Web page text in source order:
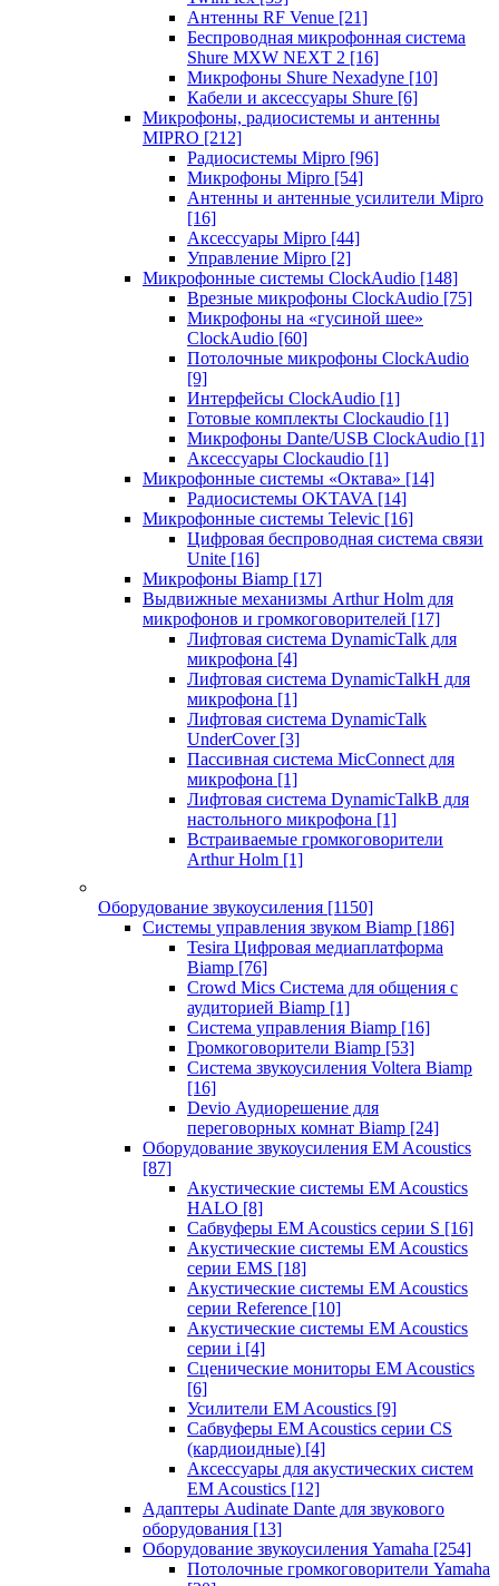
Антенны RF Venue [21]
Беспроводная микрофонная система
Shure MXW NEXT 2 [16]
Микрофоны Shure Nexadyne [10]
Кабели и аксессуары Shure [6]
Микрофоны, радиосистемы и антенны
MIPRO [212]
Радиосистемы Mipro [96]
Микрофоны Mipro [54]
Антенны и антенные усилители Mipro
[16]
Аксессуары Mipro [44]
Управление Mipro [2]
Микрофонные системы ClockAudio [148]
Врезные микрофоны ClockAudio [75]
Микрофоны на «гусиной шее»
ClockAudio [60]
Потолочные микрофоны ClockAudio
[9]
Интерфейсы ClockAudio [1]
Готовые комплекты Clockaudio [1]
Микрофоны Dante/USB ClockAudio [1]
Аксессуары Clockaudio [1]
Микрофонные системы «Октава» [14]
Радиосистемы OKTAVA [14]
Микрофонные системы Televic [16]
Цифровая беспроводная система связи
Unite [16]
Микрофоны Biamp [17]
Выдвижные механизмы Arthur Holm для
микрофонов и громкоговорителей [17]
Лифтовая система DynamicTalk для
микрофона [4]
Лифтовая система DynamicTalkH для
микрофона [1]
Лифтовая система DynamicTalk
UnderCover [3]
Пассивная система MicConnect для
микрофона [1]
Лифтовая система DynamicTalkB для
настольного микрофона [1]
Встраиваемые громкоговорители
Arthur Holm [1]
Оборудование звукоусиления [1150]
Системы управления звуком Biamp [186]
Tesira Цифровая медиаплатформа
Biamp [76]
Crowd Mics Система для общения с
аудиторией Biamp [1]
Система управления Biamp [16]
Громкоговорители Biamp [53]
Система звукоусиления Voltera Biamp
[16]
Devio Аудиорешение для
переговорных комнат Biamp [24]
Оборудование звукоусиления EM Acoustics
[87]
Акустические системы EM Acoustics
HALO [8]
Сабвуферы EM Acoustics серии S [16]
Акустические системы EM Acoustics
серии EMS [18]
Акустические системы EM Acoustics
серии Reference [10]
Акустические системы EM Acoustics
серии i [4]
Сценические мониторы EM Acoustics
[6]
Усилители EM Acoustics [9]
Сабвуферы EM Acoustics серии CS
(кардиоидные) [4]
Аксессуары для акустических систем
EM Acoustics [12]
Адаптеры Audinate Dante для звукового
оборудования [13]
Оборудование звукоусиления Yamaha [254]
Потолочные громкоговорители Yamaha